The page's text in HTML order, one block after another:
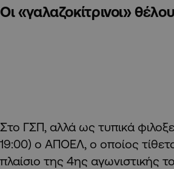
Οι «γαλαζοκίτρινοι»
Στο ΓΣΠ, αλλά ως τυπικά
19:00) ο ΑΠΟΕΛ, ο οποίος
πλαίσιο της 4ης αγωνιστικής